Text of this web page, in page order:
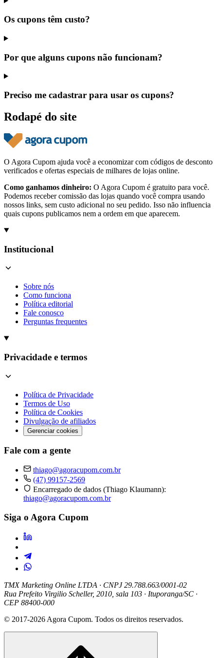
Os cupons têm custo?
Por que alguns cupons não funcionam?
Preciso me cadastrar para usar os cupons?
Rodapé do site
O Agora Cupom ajuda você a economizar com códigos de desconto
verificados e ofertas especiais de milhares de lojas online.
Como ganhamos dinheiro: O Agora Cupom é gratuito para você.
Podemos receber comissão das lojas quando você compra usando
nossos links, sem custo adicional no seu pedido. Isso não influencia
quais cupons publicamos nem a ordem em que aparecem.
Institucional
Sobre nós
Como funciona
Política editorial
Fale conosco
Perguntas frequentes
Privacidade e termos
Política de Privacidade
Termos de Uso
Política de Cookies
Divulgação de afiliados
Gerenciar cookies
Fale com a gente
thiago@agoracupom.com.br
(47) 99157-2569
Encarregado de dados (Thiago Klaumann):
thiago@agoracupom.com.br
Siga o Agora Cupom
TMX Marketing Online LTDA · CNPJ 29.788.663/0001-02
Rua Prefeito Virgilio Scheller, 2010, sala 103 · Ituporanga/SC ·
CEP 88400-000
© 2017-2026 Agora Cupom. Todos os direitos reservados.